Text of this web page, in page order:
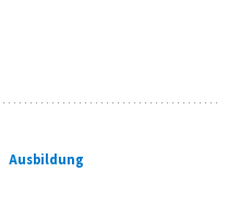
Ausbildung